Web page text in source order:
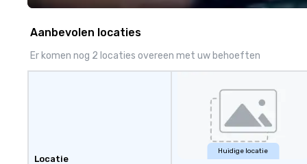
walk away with
memorable,
for groups of
customizable by
seniority, and
Aanbevolen locaties
Er komen nog 2 locaties overeen met uw behoeften
Locatie
Huidige locatie